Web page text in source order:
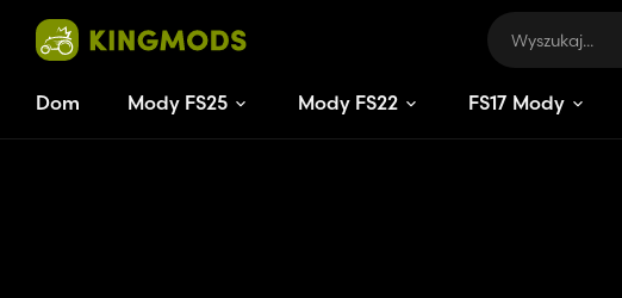
Dom Mody FS25 Mody FS22 FS17 Mody